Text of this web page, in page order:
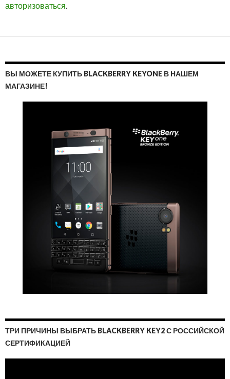
авторизоваться.
ВЫ МОЖЕТЕ КУПИТЬ BLACKBERRY KEYONE В НАШЕМ
МАГАЗИНЕ!
ТРИ ПРИЧИНЫ ВЫБРАТЬ BLACKBERRY KEY2 С РОССИЙСКОЙ
СЕРТИФИКАЦИЕЙ